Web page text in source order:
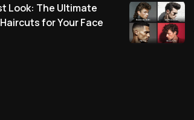
Look: The Ultimate
for Your Face